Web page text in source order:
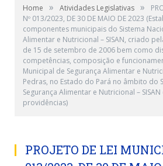
Home » Atividades Legislativas »
Nº 013/2023, DE 30 DE MAIO DE 2023
componentes municipais do Sistema
Alimentar e Nutricional – SISAN, criado
de 15 de setembro de 2006 bem como
competências, composição e
Municipal de Segurança Alimentar e
Pedras, no Estado do Pará no âmbito do
Segurança Alimentar e Nutricional –
providências)
PROJETO DE LEI